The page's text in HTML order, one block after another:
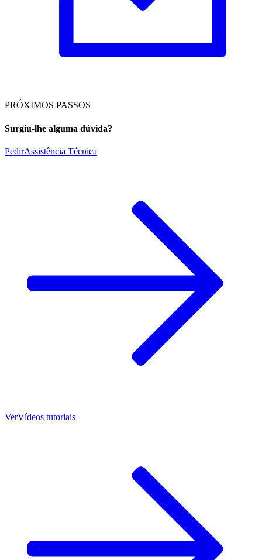
PRÓXIMOS PASSOS
Surgiu-lhe alguma dúvida?
PedirAssistência Técnica
VerVídeos tutoriais